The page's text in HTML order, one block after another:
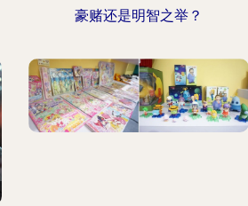
豪赌还是明智之举？